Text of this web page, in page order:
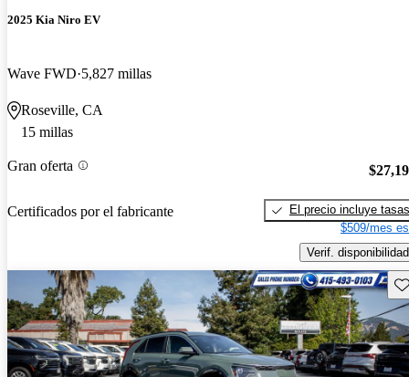
2025 Kia Niro EV
Wave FWD 5,827 millas
Roseville, CA
15 millas
Gran oferta
Certificados por el fabricante
El precio incluye tasas
$509/mes
Verif. disponibilidad